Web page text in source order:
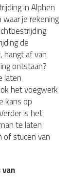
in Alphen
waar je rekening
de
hangt af van
ontstaan?
laten
het voegwerk
kans op
is het
te laten
of stucen van